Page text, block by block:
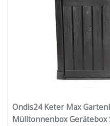
Ondis24 Keter Max
Mülltonnenbox